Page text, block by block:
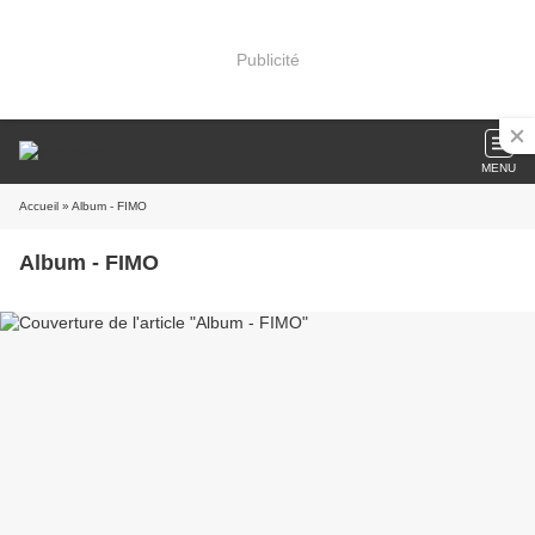
Publicité
MENU
Accueil » Album - FIMO
Album - FIMO